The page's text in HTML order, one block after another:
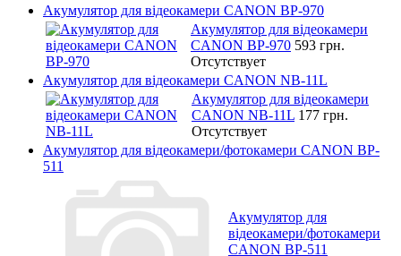
Акумулятор для відеокамери CANON BP-970
Акумулятор для відеокамери
CANON BP-970 593 грн.
Отсутствует
Акумулятор для відеокамери CANON NB-11L
Акумулятор для відеокамери
CANON NB-11L 177 грн.
Отсутствует
Акумулятор для відеокамери/фотокамери CANON BP-
511
Акумулятор для
відеокамери/фотокамери
CANON BP-511